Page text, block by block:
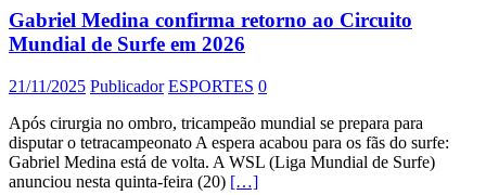
Gabriel Medina confirma retorno ao Circuito
Mundial de Surfe em 2026
21/11/2025 Publicador ESPORTES 0
Após cirurgia no ombro, tricampeão mundial se prepara para
disputar o tetracampeonato A espera acabou para os fãs do surfe:
Gabriel Medina está de volta. A WSL (Liga Mundial de Surfe)
anunciou nesta quinta-feira (20) […]